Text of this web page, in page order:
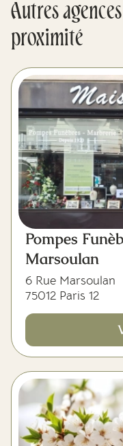
Autres
proximité
Pompes
Marsoulan
6 Rue Marsoulan
75012 Paris 12